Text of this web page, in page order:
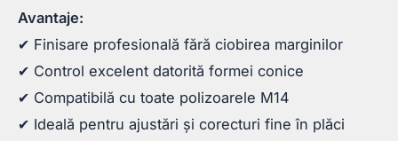
Avantaje:
✔ Finisare profesională fără ciobirea marginilor
✔ Control excelent datorită formei conice
✔ Compatibilă cu toate polizoarele M14
✔ Ideală pentru ajustări și corecturi fine în plăci